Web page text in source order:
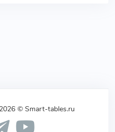
© Smart-tables.ru